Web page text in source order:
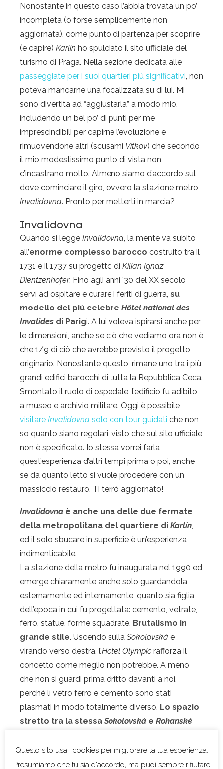
Nonostante in questo caso l’abbia trovata un po’
incompleta (o forse semplicemente non
aggiornata), come punto di partenza per scoprire
(e capire) Karlín ho spulciato il sito ufficiale del
turismo di Praga. Nella sezione dedicata alle
passeggiate per i suoi quartieri più significativi , non
poteva mancarne una focalizzata su di lui. Mi
sono divertita ad “aggiustarla” a modo mio,
includendo un bel po’ di punti per me
imprescindibili per capirne l’evoluzione e
rimuovendone altri (scusami Vítkov) che secondo
il mio modestissimo punto di vista non
c’incastrano molto. Almeno siamo d’accordo sul
dove cominciare il giro, ovvero la stazione metro
Invalidovna. Pronto per metterti in marcia?
Invalidovna
Quando si legge Invalidovna , la mente va subito
all’enorme complesso barocco costruito tra il
1731 e il 1737 su progetto di Kilian Ignaz
Dientzenhofer. Fino agli anni ’30 del XX secolo
servì ad ospitare e curare i feriti di guerra, su
modello del più celebre Hôtel national des
Invalides di Parigi. A lui voleva ispirarsi anche per
le dimensioni, anche se ciò che vediamo ora non è
che 1/9 di ciò che avrebbe previsto il progetto
originario. Nonostante questo, rimane uno tra i più
grandi edifici barocchi di tutta la Repubblica Ceca.
Smontato il ruolo di ospedale, l’edificio fu adibito
a museo e archivio militare. Oggi è possibile
visitare Invalidovna solo con tour guidati che non
so quanto siano regolari, visto che sul sito ufficiale
non è specificato. Io stessa vorrei farla
quest’esperienza d’altri tempi prima o poi, anche
se da quanto letto si vuole procedere con un
massiccio restauro. Ti terrò aggiornato!
Invalidovna è anche una delle due fermate
della metropolitana del quartiere di Karlín
ed il solo sbucare in superficie è un’esperienza
indimenticabile.
La stazione della metro fu inaugurata nel 1990 ed
emerge chiaramente anche solo guardandola,
esternamente ed internamente, quanto sia figlia
dell’epoca in cui fu progettata: cemento, vetrate,
ferro, statue, forme squadrate. Brutalismo in
grande stile. Uscendo sulla Sokolovská e
virando verso destra, l’Hotel Olympic rafforza il
concetto come meglio non potrebbe. A meno
che non si guardi prima dritto davanti a noi,
perché lì vetro ferro e cemento sono stati
plasmati in modo totalmente diverso. Lo spazio
stretto tra la stessa Sokolovská e Rohanské
oserei dire patinata, quella che vedi sui giornali.